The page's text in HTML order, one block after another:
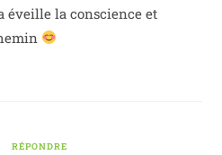
éveille la conscience et
RÉPONDRE